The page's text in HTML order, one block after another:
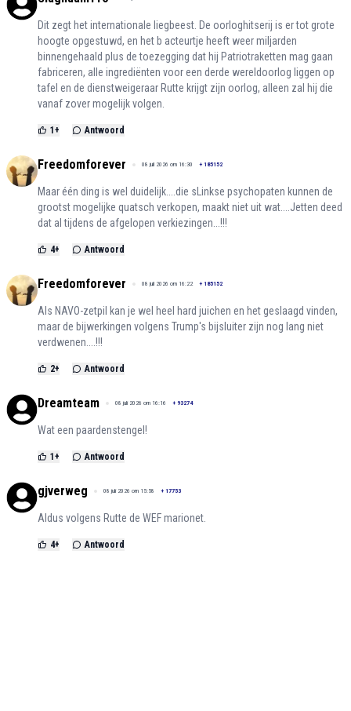
Dit zegt het internationale liegbeest. De oorloghitserij is er tot grote
hoogte opgestuwd, en het b acteurtje heeft weer miljarden
binnengehaald plus de toezegging dat hij Patriotraketten mag gaan
fabriceren, alle ingrediënten voor een derde wereldoorlog liggen op
tafel en de dienstweigeraar Rutte krijgt zijn oorlog, alleen zal hij die
vanaf zover mogelijk volgen.
1 + Antwoord
Freedomforever 08 juli 2026 om 16:30 + 185152
Maar één ding is wel duidelijk....die sLinkse psychopaten kunnen de
grootst mogelijke quatsch verkopen, maakt niet uit wat....Jetten deed
dat al tijdens de afgelopen verkiezingen...!!!
4+ Antwoord
Freedomforever 08 juli 2026 om 16:22 + 185152
Als NAVO-zetpil kan je wel heel hard juichen en het geslaagd vinden,
maar de bijwerkingen volgens Trump's bijsluiter zijn nog lang niet
verdwenen....!!!
2+ Antwoord
Dreamteam 08 juli 2026 om 16:16 + 93274
Wat een paardenstengel!
1 + Antwoord
gjverweg 08 juli 2026 om 15:58 + 17753
Aldus volgens Rutte de WEF marionet.
4+ Antwoord